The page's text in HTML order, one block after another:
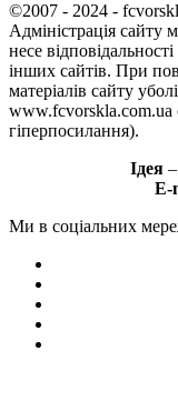
©2007 - 2024 -
Адміністрація сайту
несе
інших сайтів. При
матеріалів сайту
www.fcvorskla.com.ua
гіперпосилання).
Ідея –
E-
Ми в соціальних